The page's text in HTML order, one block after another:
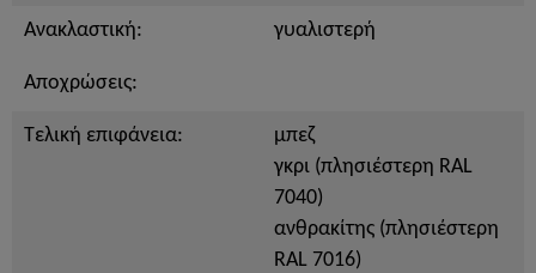
Ανακλαστική: γυαλιστερή
Αποχρώσεις:
Τελική επιφάνεια:
μπεζ
γκρι (πλησιέστερη RAL
7040)
ανθρακίτης (πλησιέστερη
RAL 7016)